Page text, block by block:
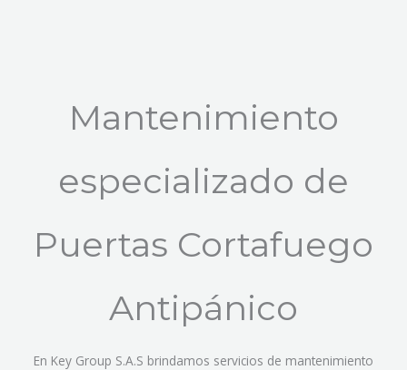
Mantenimiento
especializado de
Puertas Cortafuego
Antipánico
En Key Group S.A.S brindamos servicios de mantenimiento